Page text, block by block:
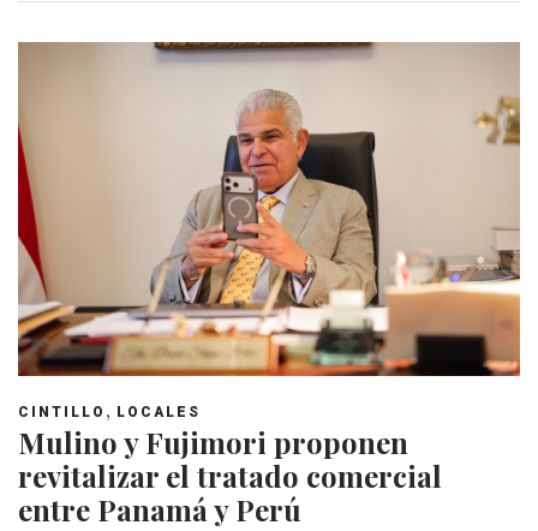
CINTILLO , LOCALES
Mulino y Fujimori proponen
revitalizar el tratado comercial
entre Panamá y Perú